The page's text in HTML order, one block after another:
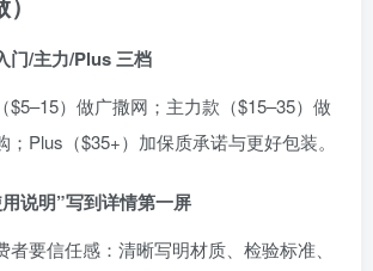
门/主力/Plus 三档
$5–15）做广撒网；主力款（$15–35）做
；Plus（$35+）加保质承诺与更好包装。
说明”写到详情第一屏
者要信任感：清晰写明材质、检验标准、